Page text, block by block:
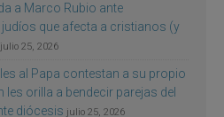
a Marco Rubio ante
que afecta a cristianos (y
julio 25, 2026
al Papa contestan a su propio
orilla a bendecir parejas del
diócesis julio 25, 2026